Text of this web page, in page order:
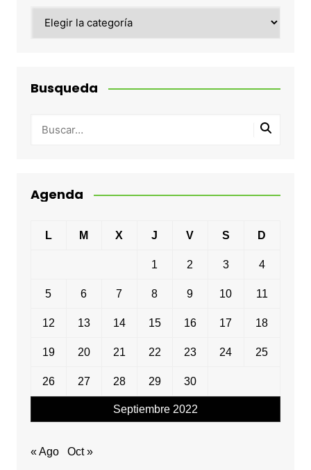
Busqueda
Agenda
Septiembre 2022
L M X J V S D
1 2 3 4
5 6 7 8 9 10 11
12 13 14 15 16 17 18
19 20 21 22 23 24 25
26 27 28 29 30
« Ago Oct »